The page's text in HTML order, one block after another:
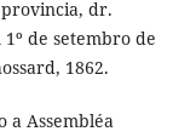
dr.
de setembro de
1862.
a Assembléa